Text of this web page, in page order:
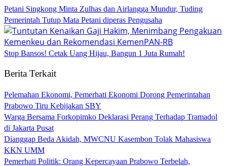
Petani Singkong Minta Zulhas dan Airlangga Mundur, Tuding
Pemerintah Tutup Mata Petani diperas Pengusaha
Stop Bansos! Cetak Uang Hijau, Bangun 1 Juta Rumah!
Berita Terkait
Pelemahan Ekonomi, Pemerhati Ekonomi Dorong Pemerintahan
Prabowo Tiru Kebijakan SBY
Warga Bersama Forkopimko Deklarasi Perang Terhadap Tramadol
di Jakarta Pusat
Dianggap Beda Akidah, MWCNU Kasembon Tolak Mahasiswa
KKN UMM
Pemerhati Politik: Orang Kepercayaan Prabowo Terbelah,